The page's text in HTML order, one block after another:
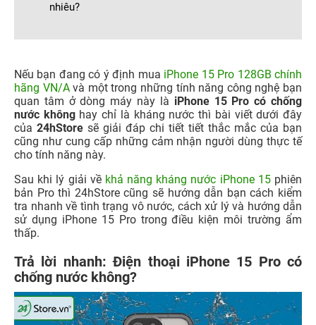
nhiêu?
Nếu bạn đang có ý định mua iPhone 15 Pro 128GB chính
hãng VN/Avà một trong những tính năng công nghệ bạn
quan tâm ở dòng máy này là iPhone 15 Pro có chống
nước khônghay chỉ là kháng nước thì bài viết dưới đây
của 24hStore sẽ giải đáp chi tiết tiết thắc mắc của bạn
cũng như cung cấp những cảm nhận người dùng thực tế
cho tính năng này.
Sau khi lý giải về khả năng kháng nước iPhone 15phiên
bản Pro thì 24hStore cũng sẽ hướng dẫn bạn cách kiểm
tra nhanh về tình trạng vô nước, cách xử lý và hướng dẫn
sử dụng iPhone 15 Pro trong điều kiện môi trường ẩm
thấp.
Trả lời nhanh: Điện thoại iPhone 15 Pro có
chống nước không?